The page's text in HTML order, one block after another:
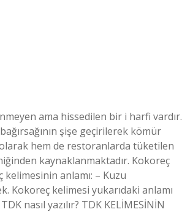
ama hissedilen bir i harfi vardır.
şişe geçirilerek kömür
hem de restoranlarda tüketilen
kaynaklanmaktadır. Kokoreç
kelimesinin anlamı: – Kuzu
Kokoreç kelimesi yukarıdaki anlamı
nasıl yazılır? TDK KELİMESİNİN